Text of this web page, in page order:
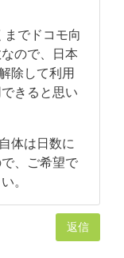
でドコモ向
ので、日本
除して利用
きると思い
体は日数に
、ご希望で
。
返信